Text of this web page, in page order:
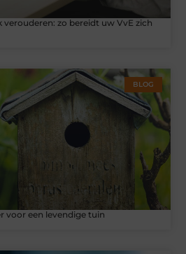
zo bereidt uw VvE zich
BLOG
voor een levendige tuin